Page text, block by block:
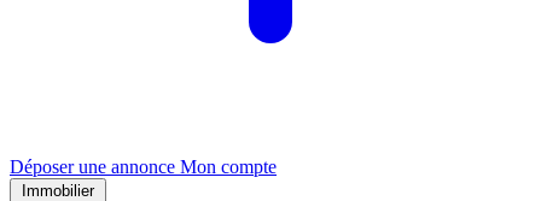
Déposer une annonce Mon compte
Immobilier